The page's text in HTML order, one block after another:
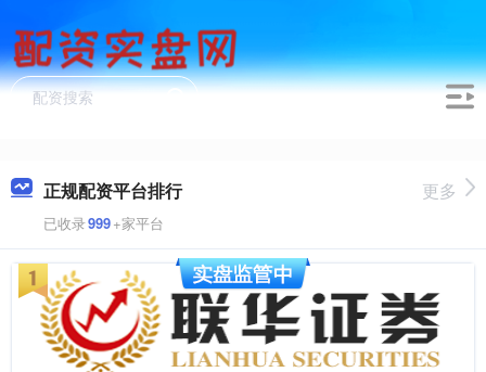
正规配资平台排行
已收录999+家平台
更多